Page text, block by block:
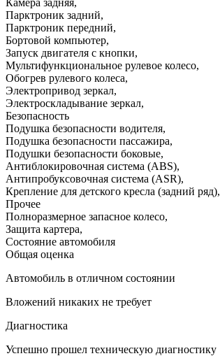
Парктроник задний,
Парктроник передний,
Бортовой компьютер,
Запуск двигателя с кнопки,
Мультифункциональное рулевое колесо,
Обогрев рулевого колеса,
Электропривод зеркал,
Электроскладывание зеркал,
Безопасность
Подушка безопасности водителя,
Подушка безопасности пассажира,
Подушки безопасности боковые,
Антиблокировочная система (ABS),
Антипробуксовочная система (ASR),
Крепление для детского кресла (задний ряд),
Прочее
Полноразмерное запасное колесо,
Защита картера,
Состояние автомобиля
Общая оценка
Автомобиль в отличном состоянии
Вложений никаких не требует
Диагностика
Успешно прошел техническую диагностику